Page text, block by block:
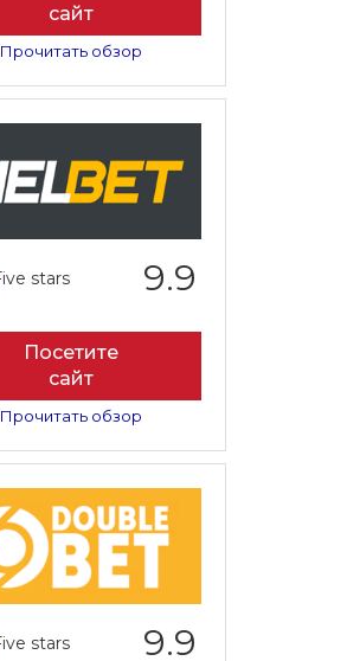
сайт
Прочитать обзор
9.9
Посетите
сайт
Прочитать обзор
9.9